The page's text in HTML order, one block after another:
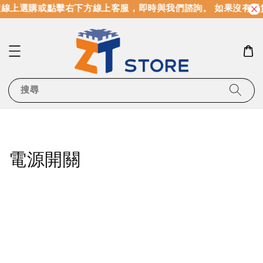
上選購或點擊右下方線上客服，即時與我們諮詢。 如果沒有
搜尋
電源開關